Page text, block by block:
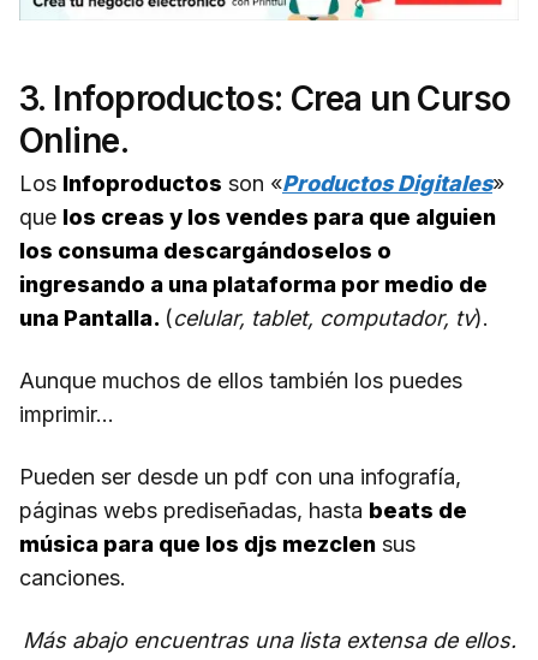
3. Infoproductos: Crea un Curso
Online.
Los Infoproductos son «Productos Digitales»
que los creas y los vendes para que alguien
los consuma descargándoselos o
ingresando a una plataforma por medio de
una Pantalla. (celular, tablet, computador, tv).
Aunque muchos de ellos también los puedes
imprimir…
Pueden ser desde un pdf con una infografía,
páginas webs prediseñadas, hasta beats de
música para que los djs mezclen sus
canciones.
Más abajo encuentras una lista extensa de ellos.